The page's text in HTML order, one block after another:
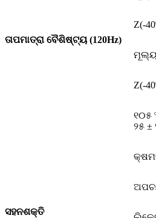
ତାପମାତ୍ରା ବୈଶିଷ୍ଟ୍ୟ (120Hz)
Z(-
Z(-
ସହନଶକ୍ତି
୧୦୫
୨୫